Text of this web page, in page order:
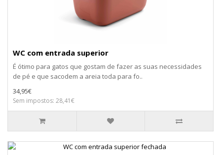
WC com entrada superior
É ótimo para gatos que gostam de fazer as suas necessidades
de pé e que sacodem a areia toda para fo..
34,95€
Sem impostos: 28,41€